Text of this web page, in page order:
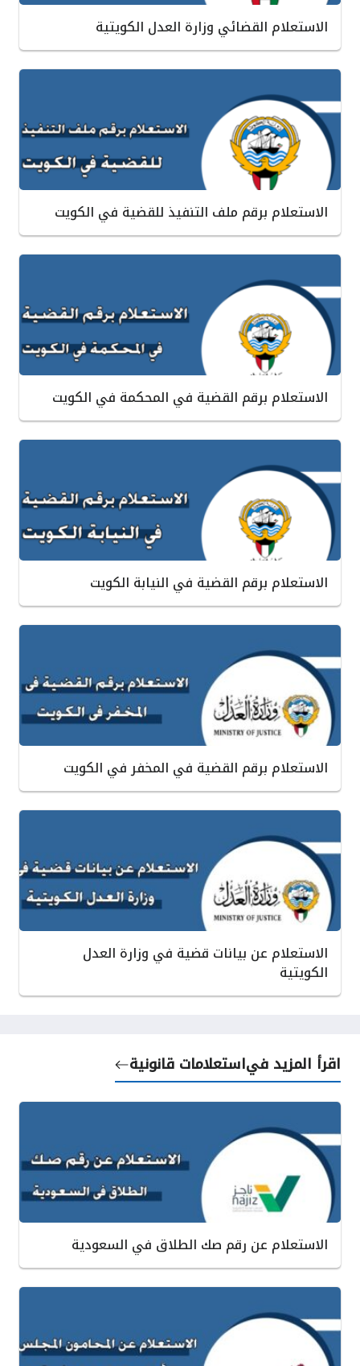
الاستعلام القضائي وزارة العدل الكويتية
الاستعلام برقم ملف التنفيذ للقضية في الكويت
الاستعلام برقم القضية في المحكمة في الكويت
الاستعلام برقم القضية في النيابة الكويت
الاستعلام برقم القضية في المخفر في الكويت
الاستعلام عن بيانات قضية في وزارة العدل
الكويتية
اقرأ المزيد فياستعلامات قانونية
الاستعلام عن رقم صك الطلاق في السعودية